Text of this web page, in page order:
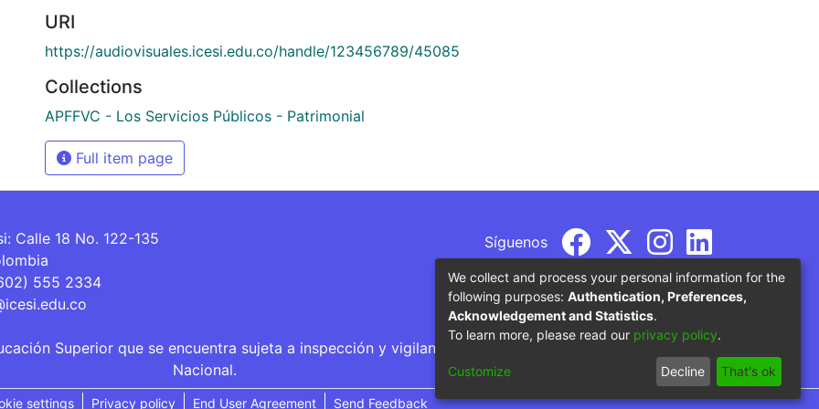
URI
https://audiovisuales.icesi.edu.co/handle/123456789/45085
Collections
APFFVC - Los Servicios Públicos - Patrimonial
Full item page
Calle 18 No. 122-135
555 2334
Síguenos
Superior que se encuentra sujeta a inspección y vigilancia por parte del Ministerio de Educación
Nacional.
settings Privacy policy End User Agreement Send Feedback
We collect and process your personal information for the
following purposes: Authentication, Preferences,
Acknowledgement and Statistics.
To learn more, please read our privacy policy.
Customize Decline That's ok